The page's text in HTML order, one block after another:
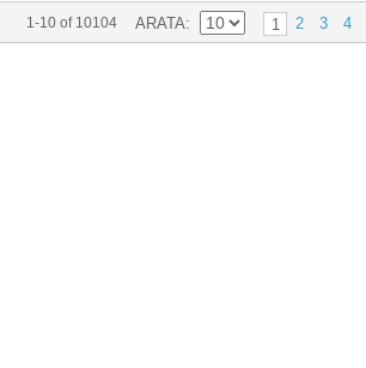
1-10 of 10104 ARATA 1 2 3 4